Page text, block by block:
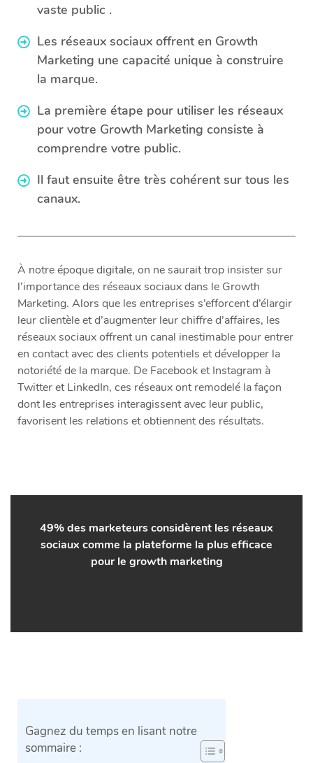
vaste public .
Les réseaux sociaux offrent en Growth
Marketing une capacité unique à construire
la marque.
La première étape pour utiliser les réseaux
pour votre Growth Marketing consiste à
comprendre votre public.
Il faut ensuite être très cohérent sur tous les
canaux.
À notre époque digitale, on ne saurait trop insister sur
l’importance des réseaux sociaux dans le Growth
Marketing. Alors que les entreprises s’efforcent d’élargir
leur clientèle et d’augmenter leur chiffre d’affaires, les
réseaux sociaux offrent un canal inestimable pour entrer
en contact avec des clients potentiels et développer la
notoriété de la marque. De Facebook et Instagram à
Twitter et LinkedIn, ces réseaux ont remodelé la façon
dont les entreprises interagissent avec leur public,
favorisent les relations et obtiennent des résultats.
49% des marketeurs considèrent les réseaux
sociaux comme la plateforme la plus efficace
pour le growth marketing
Gagnez du temps en lisant notre
sommaire :